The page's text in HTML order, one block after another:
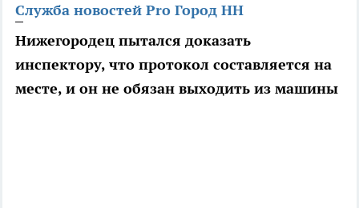
Служба новостей Pro Город НН
Нижегородец пытался доказать
инспектору, что протокол составляется на
месте, и он не обязан выходить из машины